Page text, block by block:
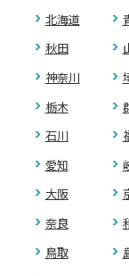
北海道
秋田
神奈川
栃木
石川
愛知
大阪
奈良
鳥取